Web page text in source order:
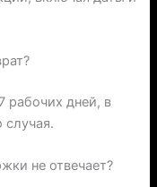
рабочих дней, в
не отвечает?